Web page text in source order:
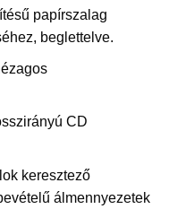
papírszalag
beglettelve.
CD
keresztező
álmennyezetek